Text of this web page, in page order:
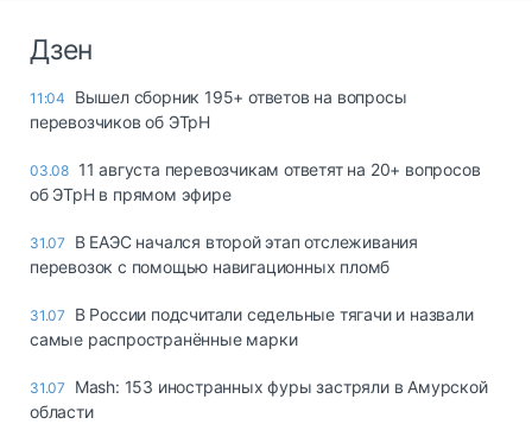
Дзен
11:04
Вышел сборник 195+ ответов на вопросы
перевозчиков об ЭТрН
03.08 11 августа перевозчикам ответят на 20+ вопросов
об ЭТрН в прямом эфире
31.07
В ЕАЭС начался второй этап отслеживания
перевозок с помощью навигационных пломб
31.07
В России подсчитали седельные тягачи и назвали
самые распространённые марки
31.07
Mash: 153 иностранных фуры застряли в Амурской
области